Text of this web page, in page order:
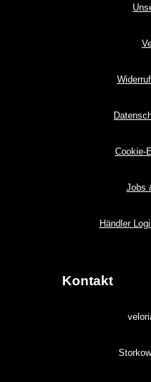
Cookie-
Jobs
Händler
Kontakt